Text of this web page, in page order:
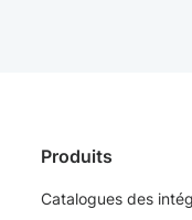
Produits
Catalogues des